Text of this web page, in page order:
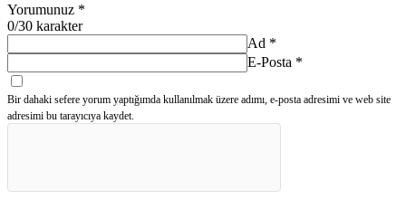
Yorumunuz *
0/30 karakter
Ad *
E-Posta *
Bir dahaki sefere yorum yaptığımda kullanılmak üzere adımı, e-posta adresimi ve web site
adresimi bu tarayıcıya kaydet.